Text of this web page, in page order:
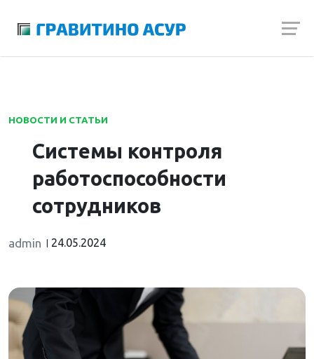
НОВОСТИ И СТАТЬИ
Системы контроля
работоспособности
сотрудников
admin 24.05.2024